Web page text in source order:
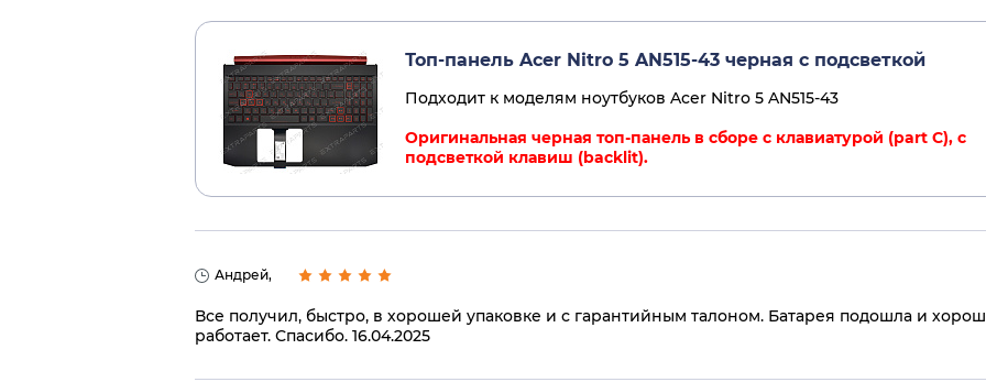
Топ-панель Acer Nitro 5 AN515-43 черная с подсветкой
Подходит к моделям ноутбуков Acer Nitro 5 AN515-43
Оригинальная черная топ-панель в сборе с клавиатурой (part C), с
подсветкой клавиш (backlit).
Андрей,
Все получил, быстро, в хорошей упаковке и с гарантийным талоном. Батарея подошла и
работает. Спасибо. 16.04.2025